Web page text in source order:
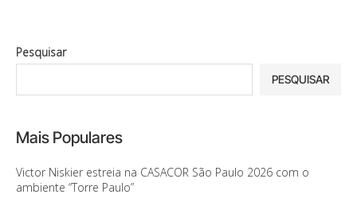
Pesquisar
PESQUISAR
Mais Populares
Victor Niskier estreia na CASACOR São Paulo 2026 com o
ambiente “Torre Paulo”